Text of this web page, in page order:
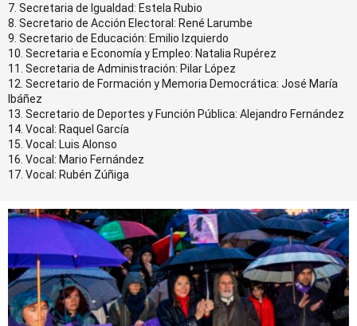
7. Secretaria de Igualdad: Estela Rubio
8. Secretario de Acción Electoral: René Larumbe
9. Secretario de Educación: Emilio Izquierdo
10. Secretaria e Economía y Empleo: Natalia Rupérez
11. Secretaria de Administración: Pilar López
12. Secretario de Formación y Memoria Democrática: José María
Ibáñez
13. Secretario de Deportes y Función Pública: Alejandro Fernández
14. Vocal: Raquel García
15. Vocal: Luis Alonso
16. Vocal: Mario Fernández
17. Vocal: Rubén Zúñiga